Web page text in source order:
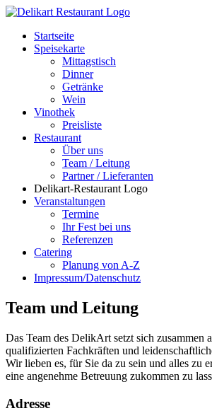
Startseite
Speisekarte
Mittagstisch
Dinner
Getränke
Wein
Vinothek
Preisliste
Restaurant
Über uns
Team / Leitung
Partner / Lieferanten
Delikart-Restaurant Logo
Veranstaltungen
Termine
Ihr Fest bei uns
Referenzen
Catering
Planung von A-Z
Impressum/Datenschutz
Team und Leitung
Das Team des DelikArt setzt sich zusammen
qualifizierten Fachkräften und
Wir lieben es, für Sie da zu sein und alles zu
eine angenehme Betreuung zukommen zu
Adresse